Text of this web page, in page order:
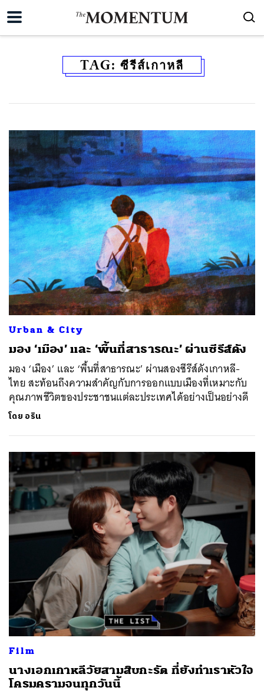
TAG: ซีรีส์เกาหลี
Urban & City
มอง ‘เมือง’ และ ‘พื้นที่สาธารณะ’ ผ่านซีรีส์ดัง
มอง ‘เมือง’ และ ‘พื้นที่สาธารณะ’ ผ่านสองซีรีส์ดังเกาหลี-
ไทย สะท้อนถึงความสำคัญกับการออกแบบเมืองที่เหมาะกับ
คุณภาพชีวิตของประชาชนแต่ละประเทศได้อย่างเป็นอย่างดี
โดย อริน
Film
นางเอกเกาหลีวัยสามสิบกะรัต ที่ยังทำเราหัวใจ
โครมครามจนทุกวันนี้